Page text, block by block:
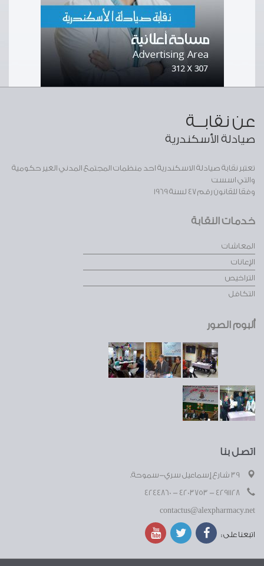
عن نقابــة
صيادلة الأسكندرية
تعتبر نقابة صيادلة الاسكندرية احد منظمات المجتمع المدني الغير حكومية
والتي اسست
وفقا للقانون رقم 47 لسنة 1969
خدمات النقابة
المعاشات
الإعانات
التراخيص
التكافل
ألبوم الصور
اتصل بنا
contactus@alexpharmacy.net
اتبعنا على :